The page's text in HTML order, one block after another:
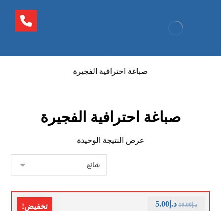
صباغة احترافية الفجيرة
صباغة احترافية الفجيرة
عرض النتيجة الوحيدة
تخفيض! د.إ10.00 د.إ5.00